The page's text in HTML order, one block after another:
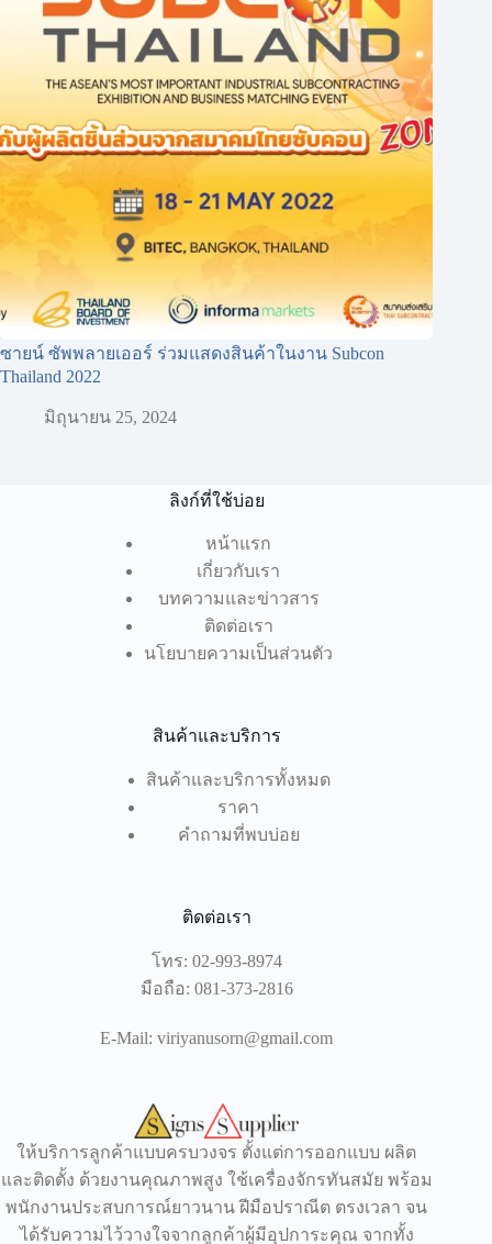
ซายน์ ซัพพลายเออร์ ร่วมแสดงสินค้าในงาน Subcon
Thailand 2022
มิถุนายน 25, 2024
ลิงก์ที่ใช้บ่อย
หน้าแรก
เกี่ยวกับเรา
บทความและข่าวสาร
ติดต่อเรา
นโยบายความเป็นส่วนตัว
สินค้าและบริการ
สินค้าและบริการทั้งหมด
ราคา
คำถามที่พบบ่อย
ติดต่อเรา
โทร: 02-993-8974
มือถือ: 081-373-2816
E-Mail:viriyanusorn@gmail.com
ให้บริการลูกค้าแบบครบวงจร ตั้งแต่การออกแบบ ผลิต
และติดตั้ง ด้วยงานคุณภาพสูง ใช้เครื่องจักรทันสมัย พร้อม
พนักงานประสบการณ์ยาวนาน ฝีมือปราณีต ตรงเวลา จน
ได้รับความไว้วางใจจากลูกค้าผู้มีอุปการะคุณ จากทั้ง